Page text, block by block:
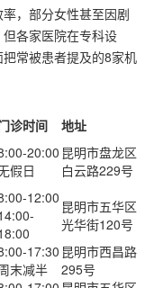
，部分女性甚至因剧
各家医院在专科设
常被患者提及的8家机
诊时间
地址
20:00
假日
昆明市盘龙区
白云路229号
12:00 昆明市五华区
光华街120号
17:30
末减半
昆明市西昌路
295号